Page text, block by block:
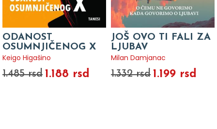
ODANOST
OSUMNJIČENOG X
Keigo Higašino
1.485 rsd 1.188 rsd
JOŠ OVO TI FALI ZA
LJUBAV
Milan Damjanac
1.332 rsd 1.199 rsd